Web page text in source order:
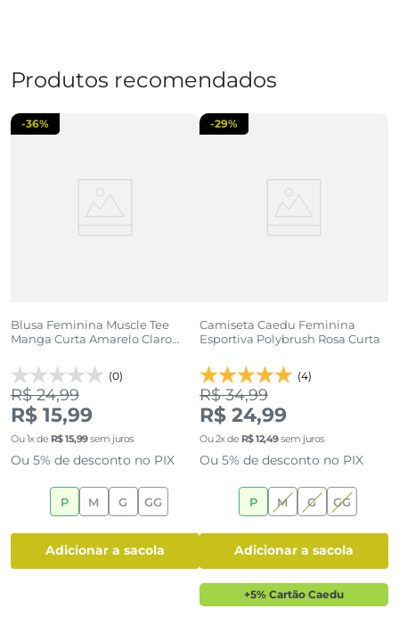
Produtos recomendados
Blusa Feminina Muscle Tee
Manga Curta Amarelo Claro
(0)
-36%
R$ 24,99
R$ 15,99
Ou1x de R$15,99sem juros
Ou 5% de desconto no PIX
P M G GG
adicionar a sacola
Camiseta Caedu Feminina
Esportiva Polybrush Rosa Curta
(4)
-29%
R$ 34,99
R$ 24,99
Ou2x de R$12,49sem juros
Ou 5% de desconto no PIX
P M G GG
adicionar a sacola
+5% Cartão Caedu